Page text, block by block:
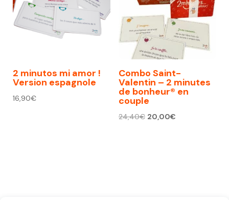
2 minutos mi amor !
Version espagnole
16,90€
Combo Saint-
Valentin – 2 minutes
de bonheur® en
couple
24,40€ Le
20,00€Le